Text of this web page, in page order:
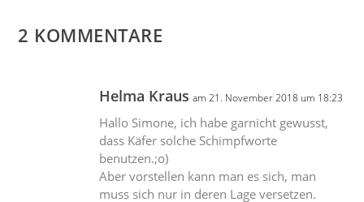
2 KOMMENTARE
Helma Kraus am 21. November 2018 um 18:23
Hallo Simone, ich habe garnicht gewusst,
dass Käfer solche Schimpfworte
benutzen.;o)
Aber vorstellen kann man es sich, man
muss sich nur in deren Lage versetzen.